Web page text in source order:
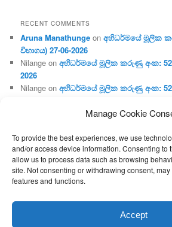
Manage Cookie
To provide the best experiences, we use
and/or access device information. Consenting to
allow us to process data such as browsing
site. Not consenting or withdrawing consent,
features and functions.
Accept
RECENT COMMENTS
Aruna Manathunge onඅභිධර්මයේ මූලික
විභාගය) 27-06-2026
Nilange onඅභිධර්මයේ මූලික කරුණු අංක: 52
2026
Nilange onඅභිධර්මයේ මූලික කරුණු අංක: 52
Aruna Manathungeonඅභිධර්මයේ මූලික
Gunaratneonඅභිධර්මයේ මූලික කරුණු අංක:
ආහාර රූප) 02-05-2026
Proudly powered by